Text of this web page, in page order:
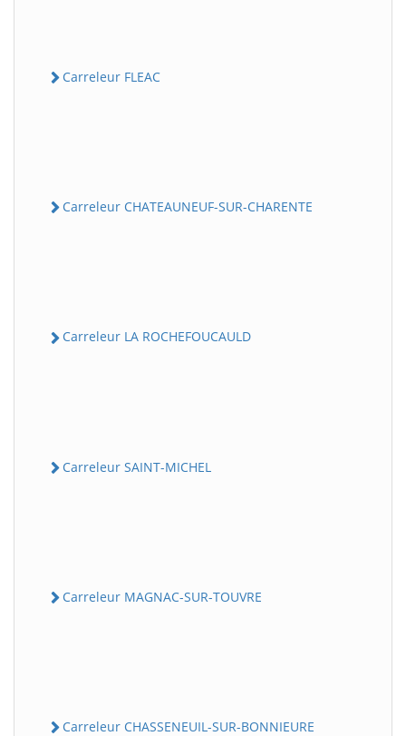
Carreleur FLEAC
Carreleur CHATEAUNEUF-SUR-CHARENTE
Carreleur LA ROCHEFOUCAULD
Carreleur SAINT-MICHEL
Carreleur MAGNAC-SUR-TOUVRE
Carreleur CHASSENEUIL-SUR-BONNIEURE